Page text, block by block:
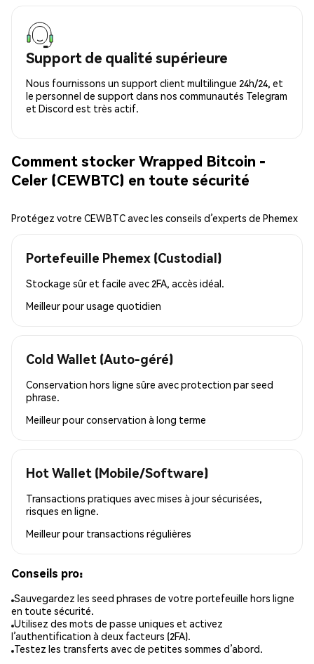
Support de qualité supérieure
Nous fournissons un support client multilingue 24h/24, et
le personnel de support dans nos communautés Telegram
et Discord est très actif.
Comment stocker Wrapped Bitcoin -
Celer (CEWBTC) en toute sécurité
Protégez votre CEWBTC avec les conseils d’experts de Phemex
Portefeuille Phemex (Custodial)
Stockage sûr et facile avec 2FA, accès idéal.
Meilleur pourusage quotidien
Cold Wallet (Auto-géré)
Conservation hors ligne sûre avec protection par seed
phrase.
Meilleur pourconservation à long terme
Hot Wallet (Mobile/Software)
Transactions pratiques avec mises à jour sécurisées,
risques en ligne.
Meilleur pour transactions régulières
Conseils pro:
Sauvegardez les seed phrases de votre portefeuille hors ligne
en toute sécurité.
Utilisez des mots de passe uniques et activez
l’authentification à deux facteurs (2FA).
Testez les transferts avec de petites sommes d’abord.